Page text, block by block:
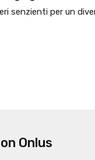
senzienti per un
Onlus